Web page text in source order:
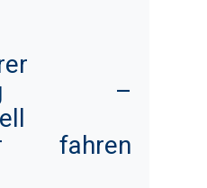
–
fahren